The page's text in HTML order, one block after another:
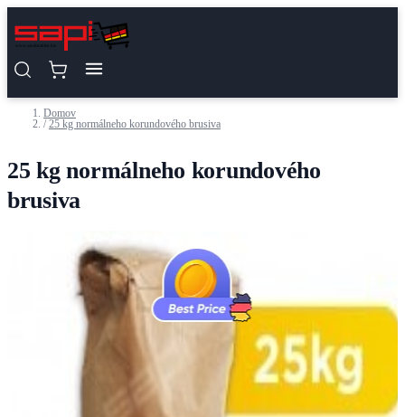
Domov
/ 25 kg normálneho korundového brusiva
25 kg normálneho korundového
brusiva